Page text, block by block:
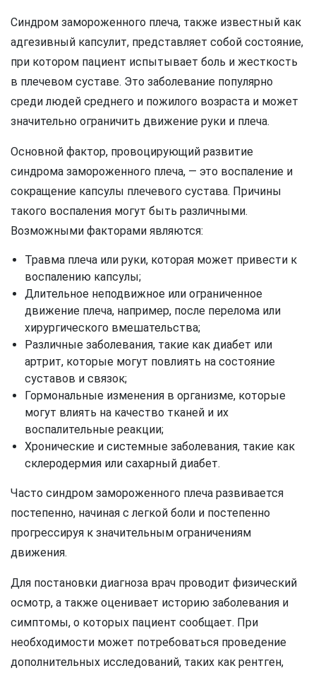
Синдром замороженного плеча, также известный как
адгезивный капсулит, представляет собой состояние,
при котором пациент испытывает боль и жесткость
в плечевом суставе. Это заболевание популярно
среди людей среднего и пожилого возраста и может
значительно ограничить движение руки и плеча.
Основной фактор, провоцирующий развитие
синдрома замороженного плеча, — это воспаление и
сокращение капсулы плечевого сустава. Причины
такого воспаления могут быть различными.
Возможными факторами являются:
Травма плеча или руки, которая может привести к
воспалению капсулы;
Длительное неподвижное или ограниченное
движение плеча, например, после перелома или
хирургического вмешательства;
Различные заболевания, такие как диабет или
артрит, которые могут повлиять на состояние
суставов и связок;
Гормональные изменения в организме, которые
могут влиять на качество тканей и их
воспалительные реакции;
Хронические и системные заболевания, такие как
склеродермия или сахарный диабет.
Часто синдром замороженного плеча развивается
постепенно, начиная с легкой боли и постепенно
прогрессируя к значительным ограничениям
движения.
Для постановки диагноза врач проводит физический
осмотр, а также оценивает историю заболевания и
симптомы, о которых пациент сообщает. При
необходимости может потребоваться проведение
дополнительных исследований, таких как рентген,